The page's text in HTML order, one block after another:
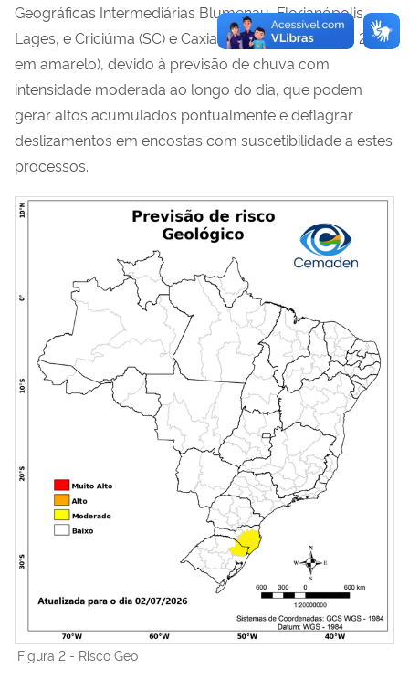
Geográficas Intermediárias Blumenau, Florianópolis,
Lages, e Criciúma (SC) e Caxias do Sul (RS) (Figura 2 -
em amarelo), devido à previsão de chuva com
intensidade moderada ao longo do dia, que podem
gerar altos acumulados pontualmentee deflagrar
deslizamentos em encostas com suscetibilidade a estes
processos.
Figura 2 - Risco Geo